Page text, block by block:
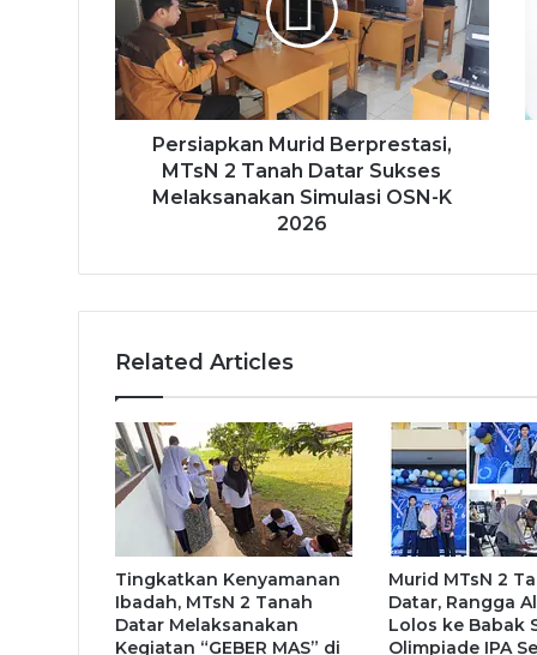
Persiapkan Murid Berprestasi,
MTsN 2 Tanah Datar Sukses
Melaksanakan Simulasi OSN-K
2026
Related Articles
Tingkatkan Kenyamanan
Ibadah, MTsN 2 Tanah
Datar Melaksanakan
Kegiatan “GEBER MAS” di
Murid MTsN 2
Datar, Rangga
Lolos ke Babak
Olimpiade IPA